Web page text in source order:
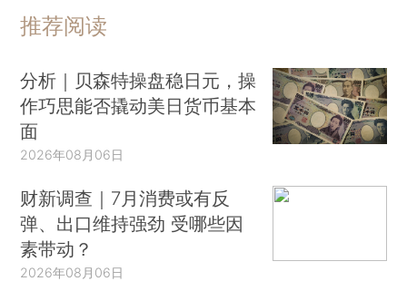
推荐阅读
分析｜贝森特操盘稳日元，操
作巧思能否撬动美日货币基本
面
2026年08月06日
财新调查｜7月消费或有反
弹、出口维持强劲 受哪些因
素带动？
2026年08月06日